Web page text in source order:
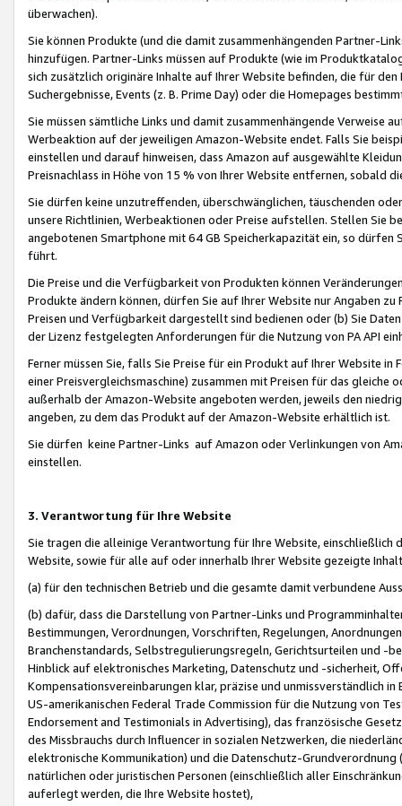
überwachen).
Sie können Produkte (und die damit zusammenhängenden Partner-
hinzufügen. Partner-Links müssen auf Produkte (wie im
sich zusätzlich originäre Inhalte auf Ihrer Website befinden, die für
Suchergebnisse, Events (z. B. Prime Day) oder die Homepages
Sie müssen sämtliche Links und damit zusammenhängende
Werbeaktion auf der jeweiligen Amazon-Website endet. Falls Sie
einstellen und darauf hinweisen, dass Amazon auf ausgewählte
Preisnachlass in Höhe von 15 % von Ihrer Website entfernen, sobald
Sie dürfen keine unzutreffenden, überschwänglichen, täuschenden
unsere Richtlinien, Werbeaktionen oder Preise aufstellen. Stellen Sie
angebotenen Smartphone mit 64 GB Speicherkapazität ein, so dürfen
führt.
Die Preise und die Verfügbarkeit von Produkten können
Produkte ändern können, dürfen Sie auf Ihrer Website nur Angaben
Preisen und Verfügbarkeit dargestellt sind bedienen oder (b) Sie
der Lizenz festgelegten Anforderungen für die Nutzung von PA API
Ferner müssen Sie, falls Sie Preise für ein Produkt auf Ihrer Website
einer Preisvergleichsmaschine) zusammen mit Preisen für das
außerhalb der Amazon-Website angeboten werden, jeweils den
angeben, zu dem das Produkt auf der Amazon-Website erhältlich ist.
Sie dürfen keine Partner-Links auf Amazon oder Verlinkungen von
einstellen.
3. Verantwortung für Ihre Website
Sie tragen die alleinige Verantwortung für Ihre Website,
Website, sowie für alle auf oder innerhalb Ihrer Website gezeigte
(a) für den technischen Betrieb und die gesamte damit verbundene
(b) dafür, dass die Darstellung von Partner-Links und
Bestimmungen, Verordnungen, Vorschriften, Regelungen,
Branchenstandards, Selbstregulierungsregeln, Gerichtsurteilen und -
Hinblick auf elektronisches Marketing, Datenschutz und -sicherheit,
Kompensationsvereinbarungen klar, präzise und unmissverständlich
US-amerikanischen Federal Trade Commission für die Nutzung von
Endorsement and Testimonials in Advertising), das französische
des Missbrauchs durch Influencer in sozialen Netzwerken, die
elektronische Kommunikation) und die Datenschutz-
natürlichen oder juristischen Personen (einschließlich aller
auferlegt werden, die Ihre Website hostet),